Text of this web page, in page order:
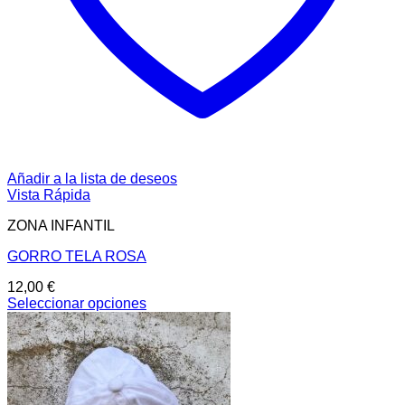
Añadir a la lista de deseos
Vista Rápida
ZONA INFANTIL
GORRO TELA ROSA
12,00 €
Seleccionar opciones
Este
producto
tiene
múltiples
variantes.
Las